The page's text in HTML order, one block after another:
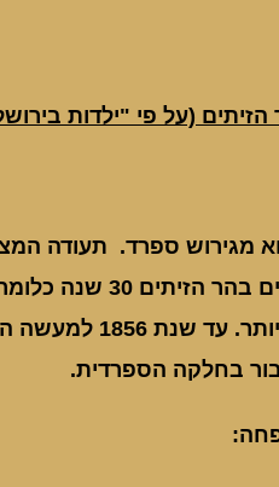
(על פי "ילדות
כלומר מדובר
בחלקה הספרדית.